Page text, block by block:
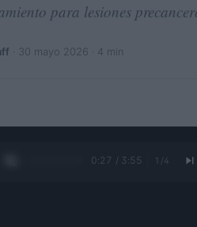
para lesiones
30 mayo 2026 · 4 min
0:27 / 3:55 1 /4